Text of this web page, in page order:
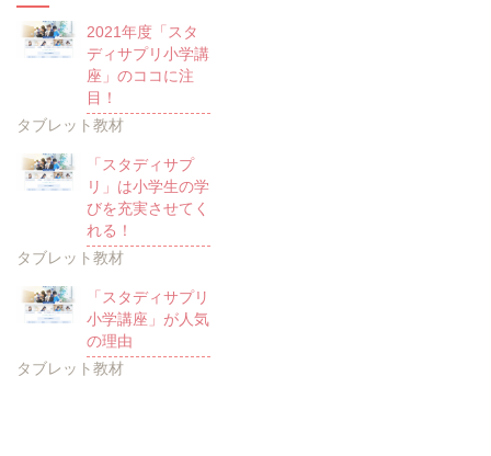
2021年度「スタ
ディサプリ小学講
座」のココに注
目！
タブレット教材
「スタディサプ
リ」は小学生の学
びを充実させてく
れる！
タブレット教材
「スタディサプリ
小学講座」が人気
の理由
タブレット教材